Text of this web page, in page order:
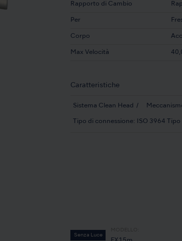
Rapporto di Cambio
Per
Corpo
Max Velocità
Caratteristiche
Sistema Clean Head
Tipo di connessione: ISO 3964 Tipo
Senza Luce